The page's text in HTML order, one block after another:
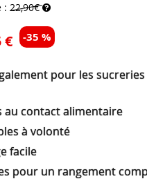
: 22,90€
€ -35 %
pour les
au contact alimentaire
à volonté
facile
pour un rangement